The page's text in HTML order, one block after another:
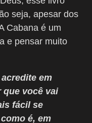
seja, apesar dos
Cabana é um
e pensar muito
em
que você vai
fácil se
é, em